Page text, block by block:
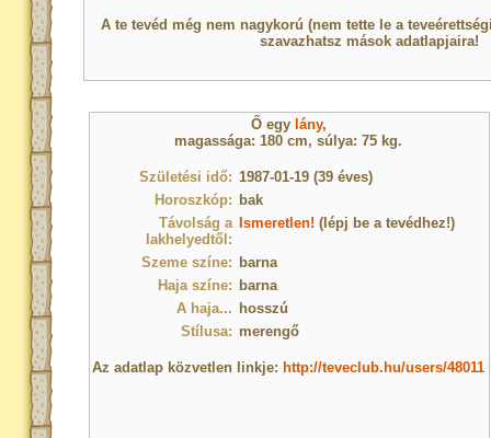
A te tevéd még nem nagykorú (nem tette le a
szavazhatsz mások adatlapjaira!
Ő egy lány,
magassága: 180 cm, súlya: 75 kg.
Születési idő: 1987-01-19 (39 éves)
Horoszkóp: bak
Távolság a
lakhelyedtől:
Ismeretlen! (lépj be a tevédhez!)
Szeme színe: barna
Haja színe: barna
A haja... hosszú
Stílusa: merengő
Az adatlap közvetlen linkje: http://teveclub.hu/users/48011